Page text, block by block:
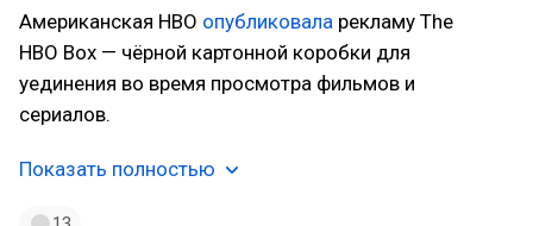
Американская HBO опубликовала рекламу The
HBO Box — чёрной картонной коробки для
уединения во время просмотра фильмов и
сериалов.
Показать полностью